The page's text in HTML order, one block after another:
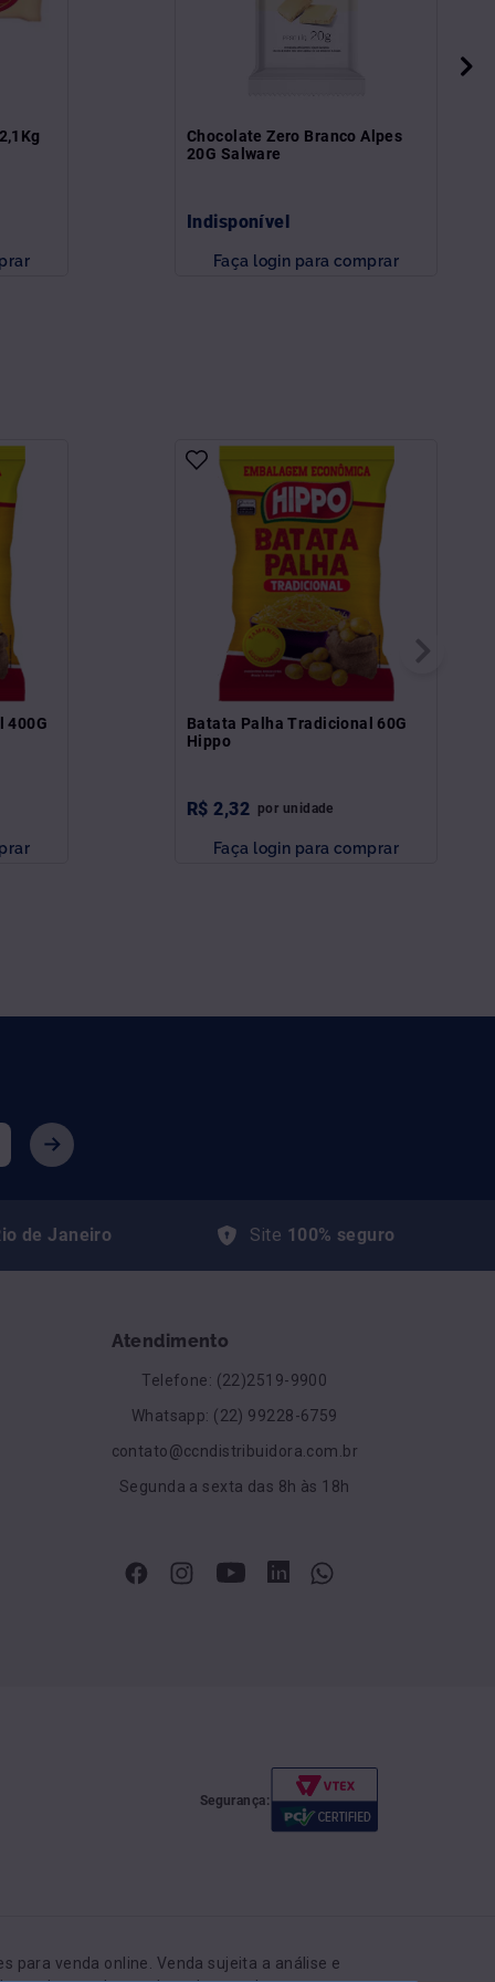
Chocolate Zero Branco Alpes
20G Salware
Indisponível
Faça login para comprar
400G
Batata Palha Tradicional 60G
Hippo
R$ 2,32 por unidade
Faça login para comprar
de Janeiro Site 100% seguro
Atendimento
Telefone: (22)2519-9900
Whatsapp: (22) 99228-6759
contato@ccndistribuidora.com.br
Segunda a sexta das 8h às 18h
Segurança:
para venda online. Venda sujeita a análise e